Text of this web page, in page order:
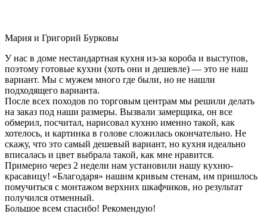
Мария и Григорий Бурковы
У нас в доме нестандартная кухня из-за короба и выступов,
поэтому готовые кухни (хоть они и дешевле) — это не наш
вариант. Мы с мужем много где были, но не нашли
подходящего варианта.
После всех походов по торговым центрам мы решили делать
на заказ под наши размеры. Вызвали замерщика, он все
обмерил, посчитал, нарисовал кухню именно такой, как
хотелось, и картинка в голове сложилась окончательно. Не
скажу, что это самый дешевый вариант, но кухня идеально
вписалась и цвет выбрала такой, как мне нравится.
Примерно через 2 недели нам установили нашу кухню-
красавицу! «Благодаря» нашим кривым стенам, им пришлось
помучиться с монтажом верхних шкафчиков, но результат
получился отменный.
Большое всем спасибо! Рекомендую!